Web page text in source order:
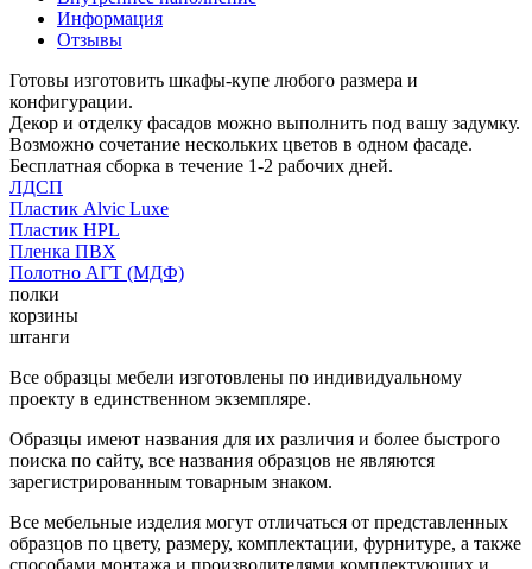
Информация
Отзывы
Готовы изготовить шкафы-купе любого размера и
конфигурации.
Декор и отделку фасадов можно выполнить под вашу задумку.
Возможно сочетание нескольких цветов в одном фасаде.
Бесплатная сборка в течение 1-2 рабочих дней.
ЛДСП
Пластик Alvic Luxe
Пластик HPL
Пленка ПВХ
Полотно АГТ (МДФ)
полки
корзины
штанги
Все образцы мебели изготовлены по индивидуальному
проекту в единственном экземпляре.
Образцы имеют названия для их различия и более быстрого
поиска по сайту, все названия образцов не являются
зарегистрированным товарным знаком.
Все мебельные изделия могут отличаться от представленных
образцов по цвету, размеру, комплектации, фурнитуре, а также
способами монтажа и производителями комплектующих и